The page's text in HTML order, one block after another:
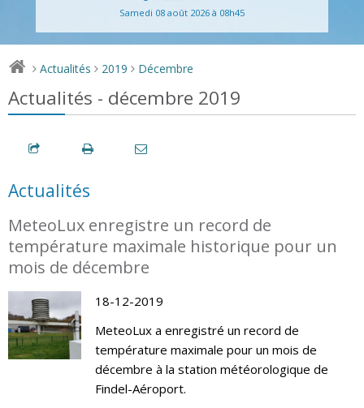
Samedi 08 août 2026 à 08h45
> Actualités > 2019 > Décembre
Actualités - décembre 2019
Actualités
MeteoLux enregistre un record de
température maximale historique pour un
mois de décembre
18-12-2019
MeteoLux a enregistré un record de
température maximale pour un mois de
décembre à la station météorologique de
Findel-Aéroport.